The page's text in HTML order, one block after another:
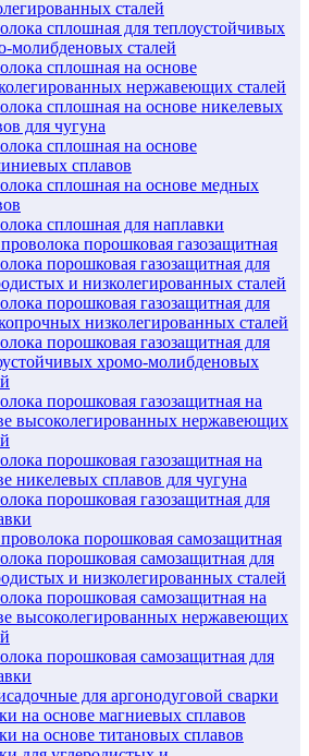
сталей
сплошная для теплоустойчивых
молибденовых сталей
сплошная на основе
нержавеющих сталей
сплошная на основе никелевых
для чугуна
сплошная на основе
сплавов
сплошная на основе медных
сплошная для наплавки
порошковая газозащитная
порошковая газозащитная для
и низколегированных сталей
порошковая газозащитная для
низколегированных сталей
порошковая газозащитная для
хромо-молибденовых
порошковая газозащитная на
высоколегированных нержавеющих
порошковая газозащитная на
никелевых сплавов для чугуна
порошковая газозащитная для
порошковая самозащитная
порошковая самозащитная для
и низколегированных сталей
порошковая самозащитная на
высоколегированных нержавеющих
порошковая самозащитная для
для аргонодуговой сварки
на основе магниевых сплавов
на основе титановых сплавов